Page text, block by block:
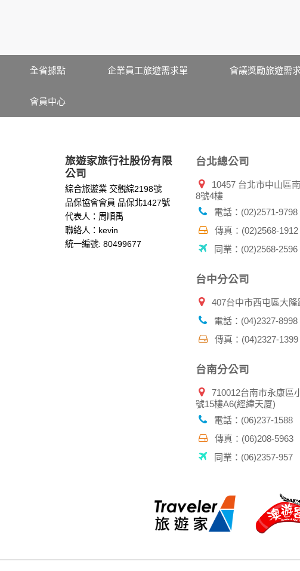
其他除了上述，會保留您在上網瀏覽或查詢時，伺服
錄等。本網站會對個別連線者的瀏覽器予以標示，
本網站將在事前或註冊登錄取得您的同意後，傳送商
資料使用:
本公司不會向任何人出售或出借您的個人識別資料。
在以下情況下， 本公司會向其他人士或公司提供您的
1.遵守法令或政府機關的要求；或我們發覺您在網站
2.為了保護使用者個人隱私，我們無法為您查詢其他
配合警政單位調查並提供所有相關資料，以協助調查及
自我保護措施:
服務後，務必記得登出帳戶或關閉網頁瀏覽器，以防
全省據點 企業員工旅遊需求單 會議獎勵旅遊需
會員中心
旅遊家旅行社股份有限
公司
綜合旅遊業 交觀綜2198號
品保協會會員 品保北1427號
代表人：周順禹
聯絡人：kevin
統一編號: 80499677
台北總公司
10457 台北市中山區
8號4樓
電話：(02)2571-9798
傳真：(02)2568-1912
同業：(02)2568-2596
台中分公司
407台中市西屯區大隆
電話：(04)2327-8998
傳真：(04)2327-1399
台南分公司
710012台南市永康區
號15樓A6(經緯天厦)
電話：(06)237-1588
傳真：(06)208-5963
同業：(06)2357-957